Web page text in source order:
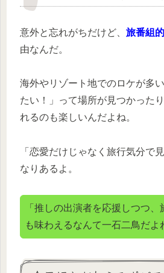
意外と忘れがちだけど、 旅番組
由なんだ。
海外やリゾート地でのロケが多
たい！」って場所が見つかった
れるのも楽しいんだよね。
「恋愛だけじゃなく旅行気分で
なりあるよ。
「推しの出演者を応援しつつ、
も味わえるなんて一石二鳥だよ